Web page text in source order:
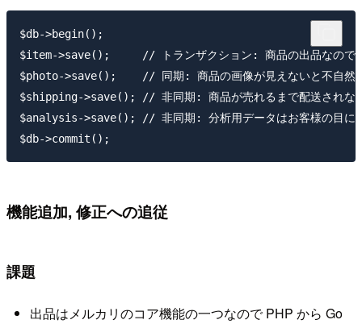
$db->begin();
$item->save();     // トランザクション: 商品の出品なので見
$photo->save();    // 同期: 商品の画像が見えないと不自然
$shipping->save(); // 非同期: 商品が売れるまで配送されな
$analysis->save(); // 非同期: 分析用データはお客様の目に
機能追加, 修正への追従
課題
出品はメルカリのコア機能の一つなので PHP から Go